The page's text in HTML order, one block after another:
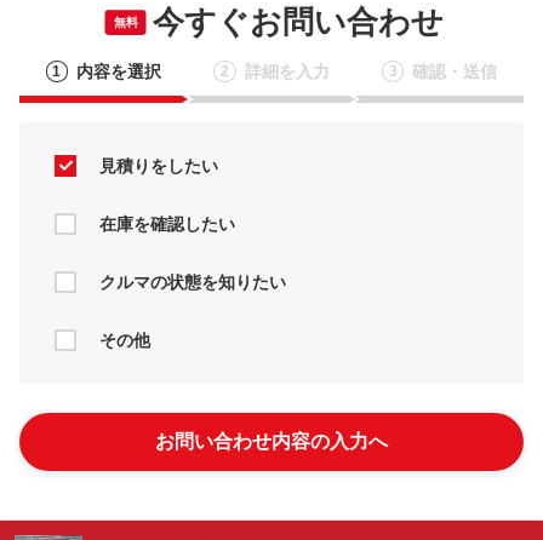
無料 今すぐお問い合わせ
1 内容を選択 2 詳細を入力 3 確認・送信
見積りをしたい
在庫を確認したい
クルマの状態を知りたい
その他
お問い合わせ内容の入力へ